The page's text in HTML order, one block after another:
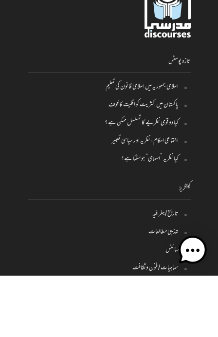
تازہ پوسٹس
اسلامی جمہوریہ میں اسلامی قانون کی تعلیم
پاکستان میں اکثریت کو اقلیت کا خوف
کیا دو قومی نظریے کا تسلسل ممکن ہے ؟
اجتماعی احکام، نظریہ اور سیاسی تعبیر
کیا نظریہ ”اسلامی“ ہو سکتا ہے؟
کیٹگریز
تاریخ / جغرافیہ
تہذیبی مطالعات
سائنس
سماجیات / فنون وثقافت